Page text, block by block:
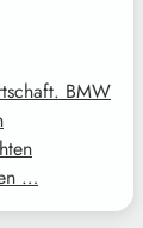
BMW
…